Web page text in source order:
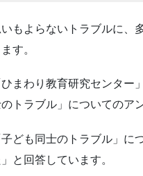
いもよらないトラブルに、
す。
ひまわり教育研究センタ
トラブル」についてのア
子ども同士のトラブル」
と回答しています。